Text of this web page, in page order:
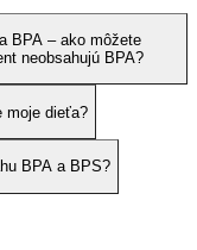
BPA – ako môžete
neobsahujú BPA?
moje dieťa?
BPA a BPS?